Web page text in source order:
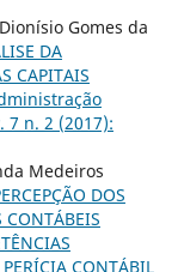
Gomes da
DA
CAPITAIS
n. 2 (2017):
Medeiros
DOS
CONTÁBEIS
CONTÁBIL